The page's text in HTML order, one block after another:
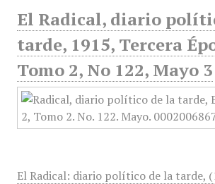
El Radical, diario
tarde, 1915, Tercera
Tomo 2, No 122, Mayo 3
El Radical: diario político de la tarde,